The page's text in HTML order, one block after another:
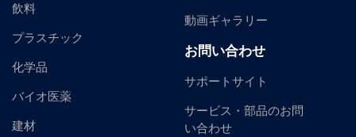
飲料
プラスチック
化学品
バイオ医薬
建材
動画ギャラリー
お問い合わせ
サポートサイト
サービス・部品のお問
い合わせ